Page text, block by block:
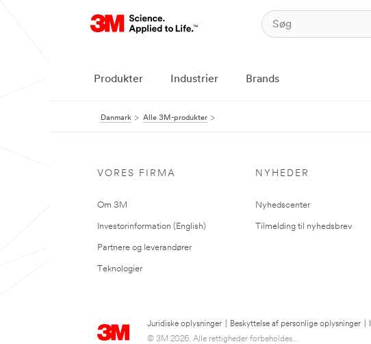
Produkter Industrier Brands
Danmark Alle 3M-produkter
VORES FIRMA
Om 3M
Investorinformation (English)
Partnere og leverandører
Teknologier
NYHEDER
Nyhedscenter
Tilmelding til nyhedsbrev
Juridiske oplysninger Beskyttelse af personlige oplysninger
© 3M 2026. Alle rettigheder forbeholdes...